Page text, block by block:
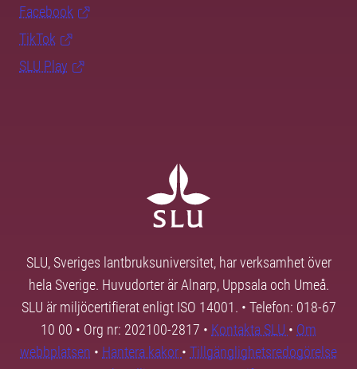
Facebook
TikTok
SLU Play
SLU, Sveriges lantbruksuniversitet, har verksamhet över
hela Sverige. Huvudorter är Alnarp, Uppsala och Umeå.
SLU är miljöcertifierat enligt ISO 14001. • Telefon: 018-67
10 00 • Org nr: 202100-2817 • Kontakta SLU • Om
webbplatsen • Hantera kakor • Tillgänglighetsredogörelse